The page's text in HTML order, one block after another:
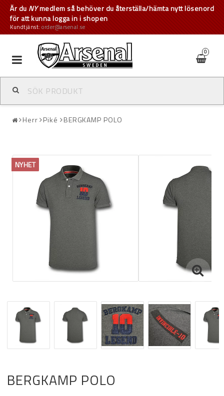
Är du NYmedlem så behöver du återställa/hämta nytt lösenord
för att kunna logga in i shopen
Kundtjänst: order@arsenal.se
0
Toggle
navigation
Herr Piké BERGKAMP POLO
NYHET
BERGKAMP POLO